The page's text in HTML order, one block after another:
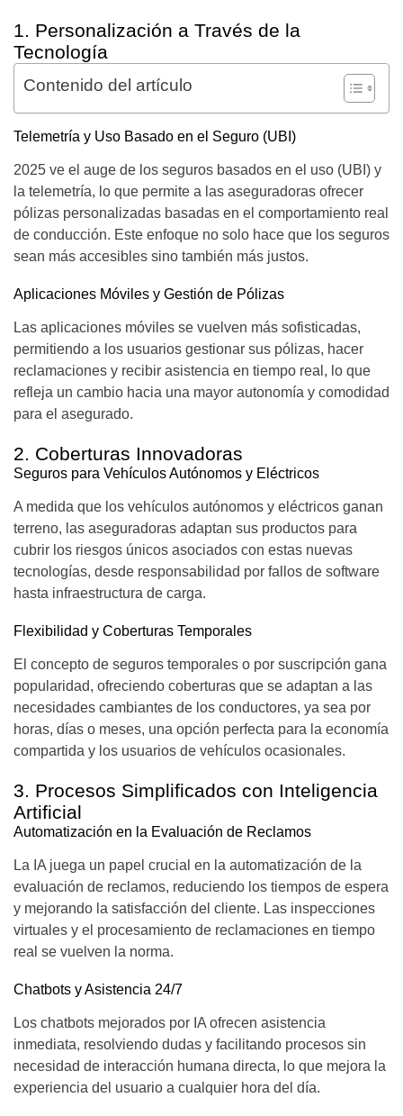
1. Personalización a Través de la
Tecnología
Contenido del artículo
Telemetría y Uso Basado en el Seguro (UBI)
2025 ve el auge de los seguros basados en el uso (UBI) y
la telemetría, lo que permite a las aseguradoras ofrecer
pólizas personalizadas basadas en el comportamiento real
de conducción. Este enfoque no solo hace que los seguros
sean más accesibles sino también más justos.
Aplicaciones Móviles y Gestión de Pólizas
Las aplicaciones móviles se vuelven más sofisticadas,
permitiendo a los usuarios gestionar sus pólizas, hacer
reclamaciones y recibir asistencia en tiempo real, lo que
refleja un cambio hacia una mayor autonomía y comodidad
para el asegurado.
2. Coberturas Innovadoras
Seguros para Vehículos Autónomos y Eléctricos
A medida que los vehículos autónomos y eléctricos ganan
terreno, las aseguradoras adaptan sus productos para
cubrir los riesgos únicos asociados con estas nuevas
tecnologías, desde responsabilidad por fallos de software
hasta infraestructura de carga.
Flexibilidad y Coberturas Temporales
El concepto de seguros temporales o por suscripción gana
popularidad, ofreciendo coberturas que se adaptan a las
necesidades cambiantes de los conductores, ya sea por
horas, días o meses, una opción perfecta para la economía
compartida y los usuarios de vehículos ocasionales.
3. Procesos Simplificados con Inteligencia
Artificial
Automatización en la Evaluación de Reclamos
La IA juega un papel crucial en la automatización de la
evaluación de reclamos, reduciendo los tiempos de espera
y mejorando la satisfacción del cliente. Las inspecciones
virtuales y el procesamiento de reclamaciones en tiempo
real se vuelven la norma.
Chatbots y Asistencia 24/7
Los chatbots mejorados por IA ofrecen asistencia
inmediata, resolviendo dudas y facilitando procesos sin
necesidad de interacción humana directa, lo que mejora la
experiencia del usuario a cualquier hora del día.